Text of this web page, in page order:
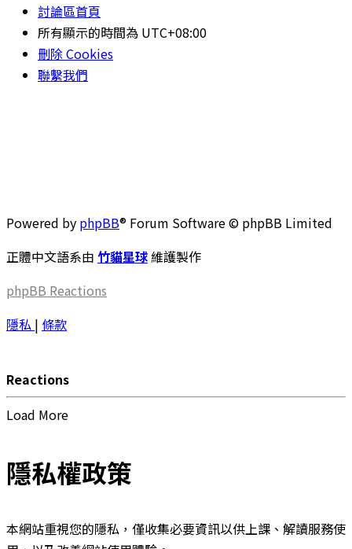
討論區首頁
所有顯示的時間為 UTC+08:00
刪除 Cookies
聯繫我們
Powered by phpBB® Forum Software © phpBB Limited
正體中文語系由 竹貓星球維護製作
phpBB Reactions
隱私 | 條款
Reactions
Load More
隱私權政策
本網站重視您的隱私，僅收集必要資訊以供上課、解讀服務使